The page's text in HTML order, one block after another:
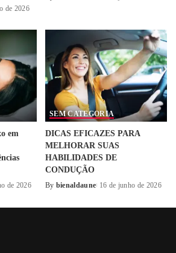
de 2026
em
de 2026
SEM CATEGORIA
DICAS EFICAZES PARA
MELHORAR SUAS
HABILIDADES DE
CONDUÇÃO
Posted
By bienaldaune 16 de junho de 2026